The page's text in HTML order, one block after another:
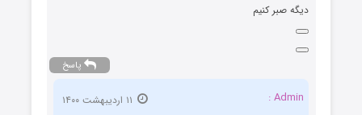
دیگه صبر کنیم
پاسخ
Admin :